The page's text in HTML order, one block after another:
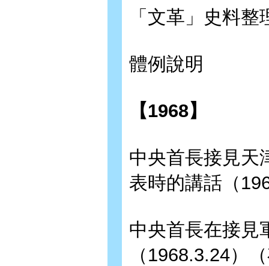
「文革」史料整
體例說明
【1968】
中央首長接見天
表時的講話（
中央首長在接見
（1968.3.24）